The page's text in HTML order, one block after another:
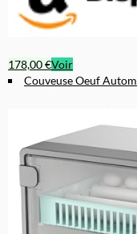
178,00 €Voir
Couveuse Oeuf